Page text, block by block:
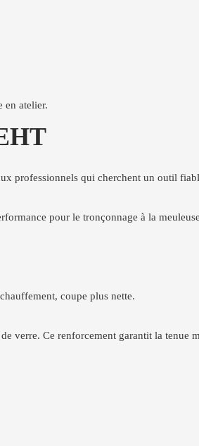
en atelier.
professionnels qui cherchent un outil
pour le tronçonnage à la
coupe plus nette.
verre. Ce renforcement garantit la tenue